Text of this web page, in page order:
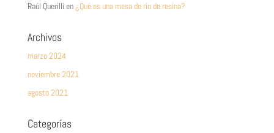
Raúl Querilli en ¿Qué es una mesa de río de resina?
Archivos
marzo 2024
noviembre 2021
agosto 2021
Categorías